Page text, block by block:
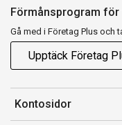
Förmånsprogram
Gå med i Företag Plus och
Upptäck Företag
Kontosidor